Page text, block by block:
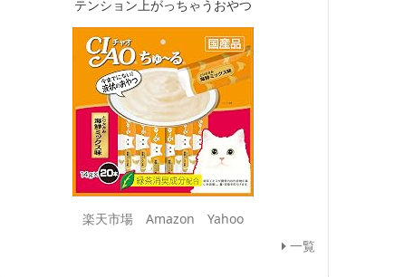
テンション上がっちゃうおやつ
楽天市場 Amazon
Yahoo
一覧